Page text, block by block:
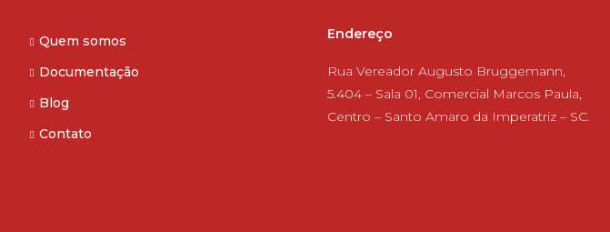
Quem somos
Documentação
Blog
Contato
Endereço
Rua Vereador Augusto Bruggemann,
5.404 – Sala 01, Comercial Marcos Paula,
Centro – Santo Amaro da Imperatriz – SC.